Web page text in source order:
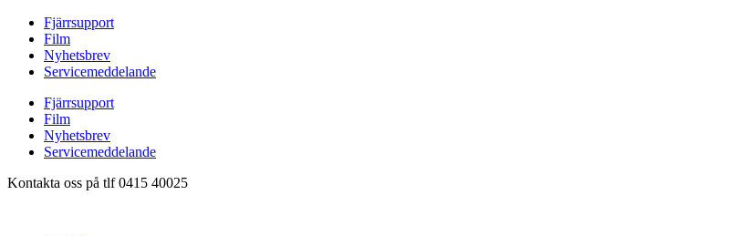
Hoppa
innehåll
Fjärrsupport
Film
Nyhetsbrev
Servicemeddelande
Fjärrsupport
Film
Nyhetsbrev
Servicemeddelande
Kontakta oss på tlf 0415 40025